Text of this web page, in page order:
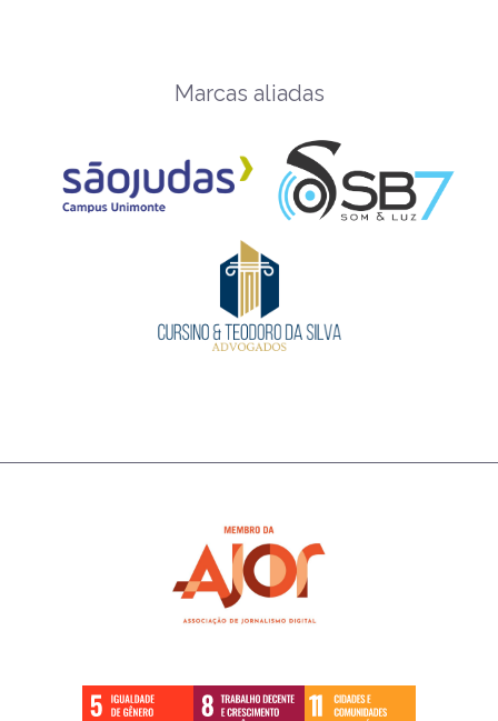
Marcas aliadas